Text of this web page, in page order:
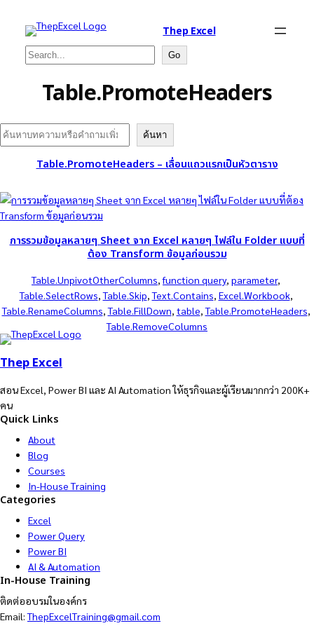
Thep Excel
Search Go
Table.PromoteHeaders
Search ค้นหา
Table.PromoteHeaders – เลื่อนแถวแรกเป็นหัวตาราง
การรวมข้อมูลหลายๆ Sheet จาก Excel หลายๆ ไฟล์ใน Folder แบบที่
ต้อง Transform ข้อมูลก่อนรวม
Table.UnpivotOtherColumns, function query, parameter
Table.SelectRows, Table.Skip, Text.Contains, Excel.Workbook
Table.RenameColumns, Table.FillDown, table, Table.PromoteHeaders
Table.RemoveColumns
Thep Excel
สอน Excel, Power BI และ AI Automation ให้ธุรกิจและผู้เรียนมากกว่า 200K+
คน
Quick Links
About
Blog
Courses
In-House Training
Categories
Excel
Power Query
Power BI
AI & Automation
In-House Training
ติดต่ออบรมในองค์กร
Email:ThepExcelTraining@gmail.com